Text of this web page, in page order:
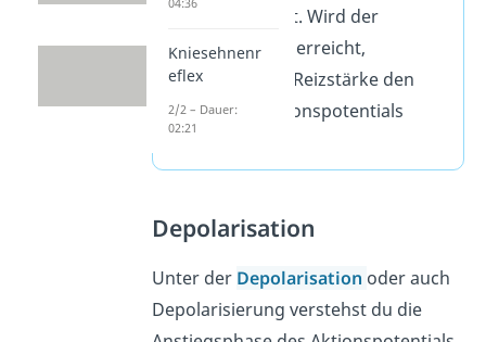
oder eben nicht. Wird der
Schwellenwert
erreicht,
beeinflusst die Reizstärke den
Ablauf des Aktionspotentials
Depolarisation
Unter der Depolarisation oder auch
Depolarisierung verstehst du die
Kniesehnenr
eflex
2/2 – Dauer:
02:21